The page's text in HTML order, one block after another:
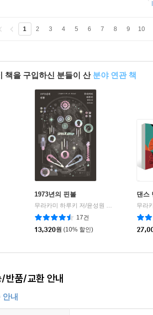
1 2 3 4 5 6 7 8 9 10
책을 구입하신 분들이 산 분야 연관 책
1973년의 핀볼
무라카미 하루키 저/윤성원 역
문학사상
17건
13,320원 (10% 할인)
댄스
/반품/교환 안내
안내